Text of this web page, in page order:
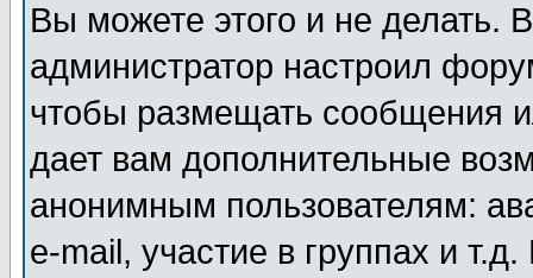
Вы можете этого и не делать.
администратор настроил
чтобы размещать сообщения
дает вам дополнительные
анонимным пользователям:
e-mail, участие в группах и